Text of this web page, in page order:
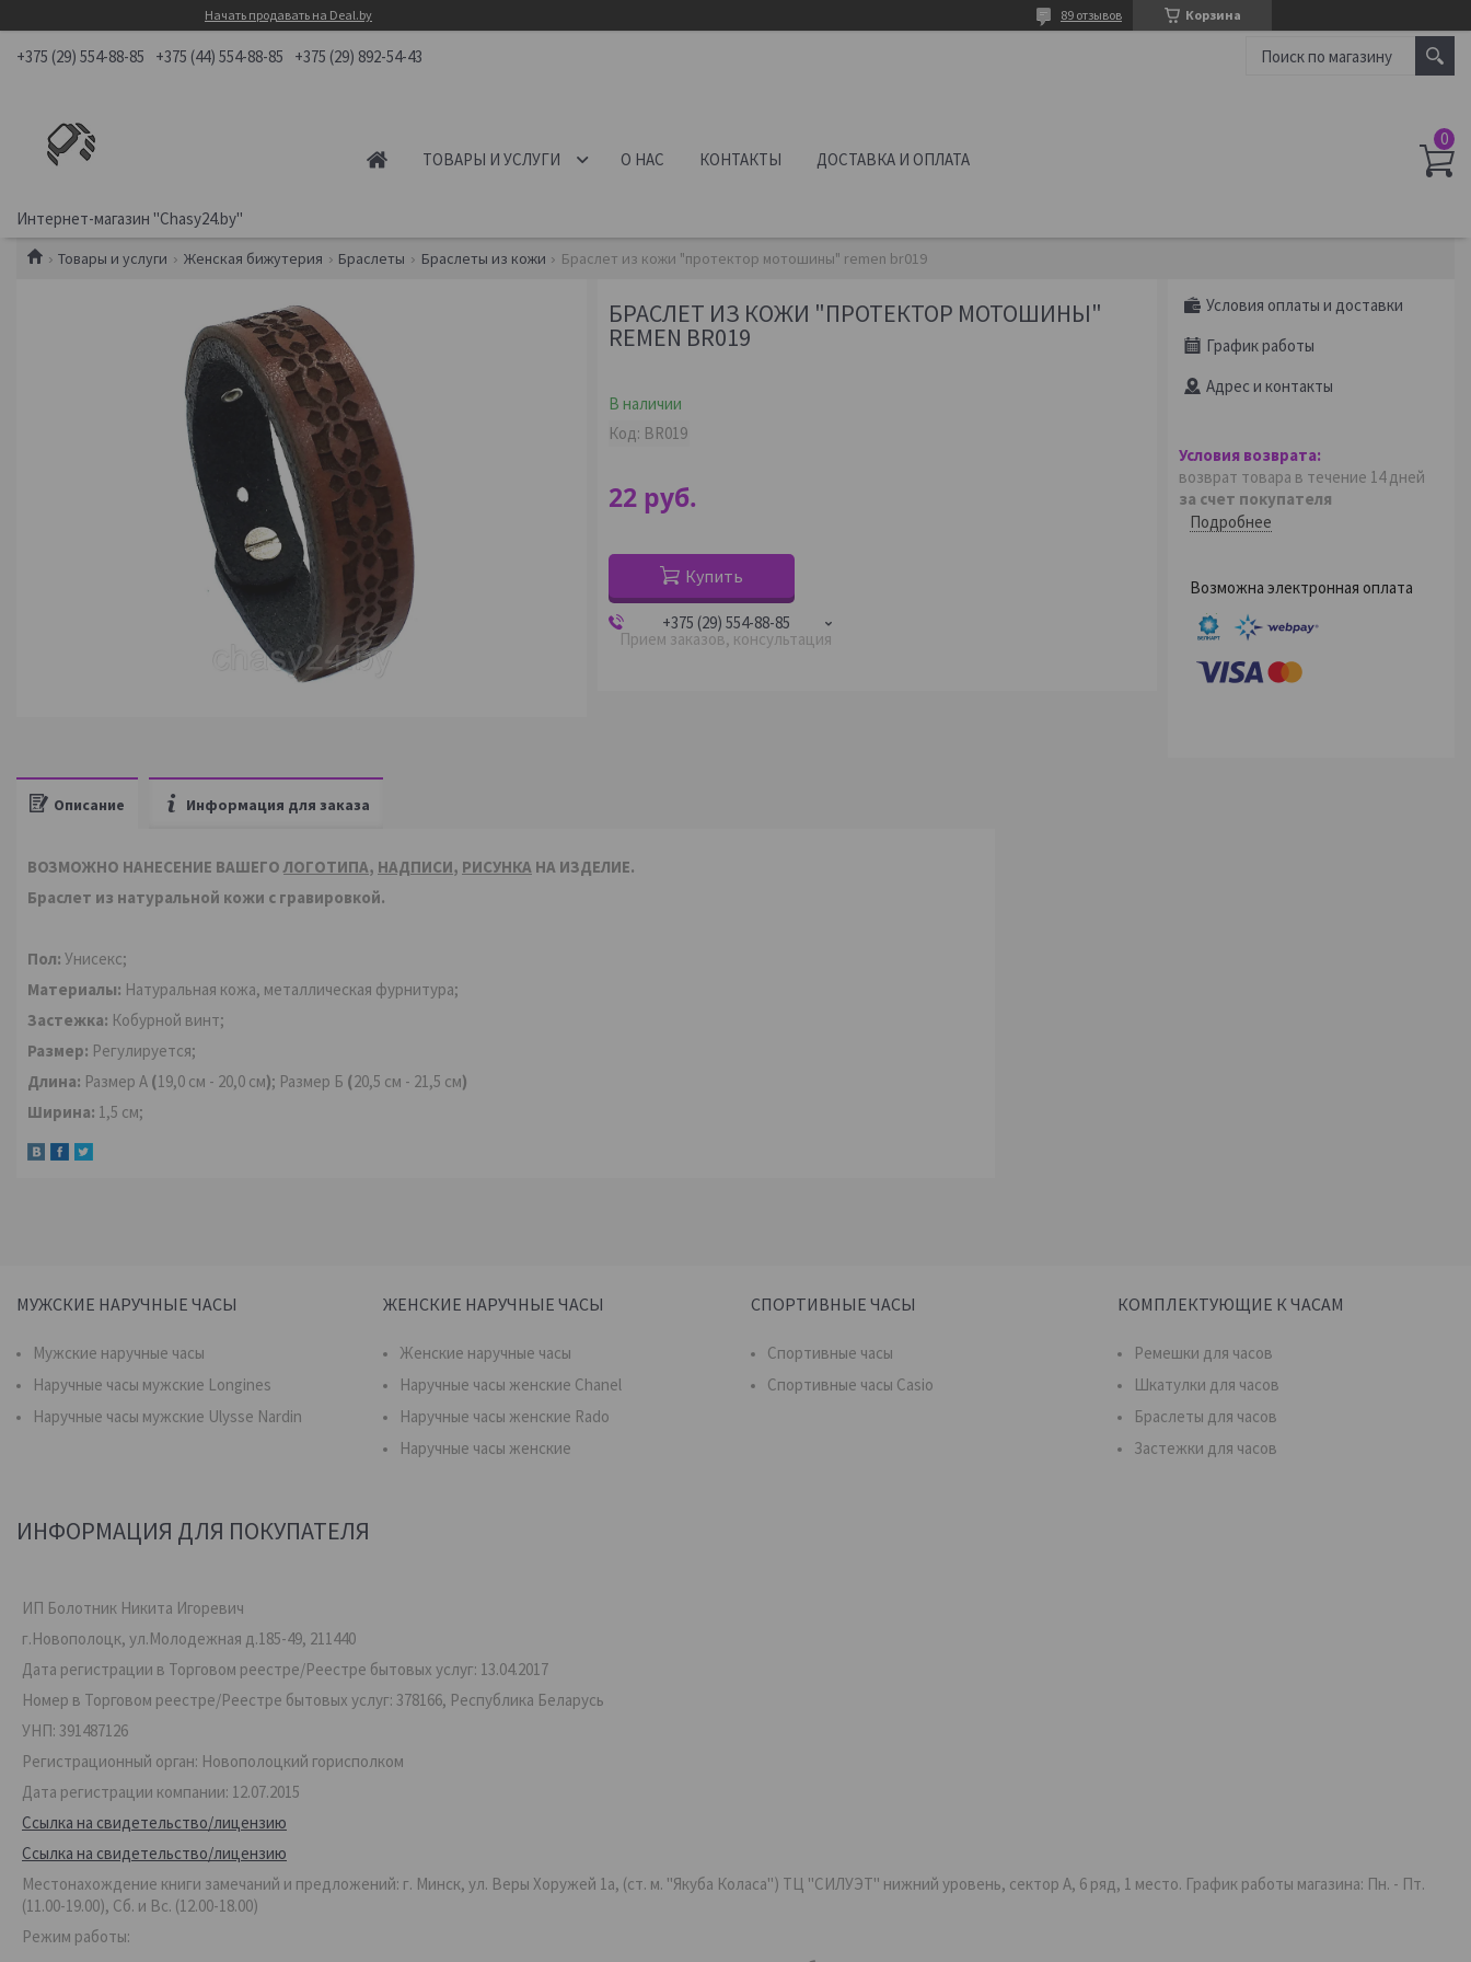
Начать продавать на Deal.by Корзина
89 отзывов
+375 (29) 554-88-85 +375 (44) 554-88-85 +375 (29) 892-54-43
Интернет-магазин "Chasy24.by"
ТОВАРЫ И УСЛУГИ О НАС КОНТАКТЫ ДОСТАВКА И ОПЛАТА
Товары и услуги Женская бижутерия Браслеты Браслеты из кожи Браслет из кожи "протектор мотошины" remen br019
БРАСЛЕТ ИЗ КОЖИ "ПРОТЕКТОР МОТОШИНЫ"
REMEN BR019
В наличии
Код: BR019
22 руб.
Купить
+375 (29) 554-88-85
Прием заказов, консультация
Условия оплаты и доставки
График работы
Адрес и контакты
возврат товара в течение 14 дней
за счет покупателя
Подробнее
Описание Информация для заказа
ВОЗМОЖНО НАНЕСЕНИЕ ВАШЕГОЛОГОТИПА, НАДПИСИ, РИСУНКА НА ИЗДЕЛИЕ.
Браслет из натуральной кожи с гравировкой.
Пол: Унисекс;
Материалы: Натуральная кожа, металлическая фурнитура;
Застежка: Кобурной винт;
Размер: Регулируется;
Длина: Размер А (19,0 см - 20,0 см); Размер Б (20,5 см - 21,5 см)
Ширина: 1,5 см;
МУЖСКИЕ НАРУЧНЫЕ ЧАСЫ
Мужские наручные часы
Наручные часы мужские Longines
Наручные часы мужские Ulysse Nardin
ЖЕНСКИЕ НАРУЧНЫЕ ЧАСЫ
Женские наручные часы
Наручные часы женские Chanel
Наручные часы женские Rado
Наручные часы женские
СПОРТИВНЫЕ ЧАСЫ
Спортивные часы
Спортивные часы Casio
КОМПЛЕКТУЮЩИЕ К ЧАСАМ
Ремешки для часов
Шкатулки для часов
Браслеты для часов
Застежки для часов
ИНФОРМАЦИЯ ДЛЯ ПОКУПАТЕЛЯ
ИП Болотник Никита Игоревич
г.Новополоцк, ул.Молодежная д.185-49, 211440
Дата регистрации в Торговом реестре/Реестре бытовых услуг: 13.04.2017
Номер в Торговом реестре/Реестре бытовых услуг: 378166, Республика Беларусь
УНП: 391487126
Регистрационный орган: Новополоцкий горисполком
Дата регистрации компании: 12.07.2015
Ссылка на свидетельство/лицензию
Ссылка на свидетельство/лицензию
Местонахождение книги замечаний и предложений: г. Минск, ул. Веры Хоружей 1а, (ст. м. "Якуба Коласа") ТЦ "СИЛУЭТ" нижний уровень, сектор А, 6 ряд, 1 место. График работы магазина: Пн. - Пт.
(11.00-19.00), Сб. и Вс. (12.00-18.00)
Режим работы: